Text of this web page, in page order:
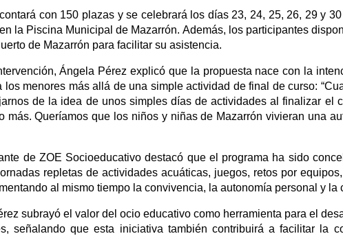
con 150 plazas y se celebrará los días 23, 24, 25, 26, 29 y
la Piscina Municipal de Mazarrón. Además, los participantes
de Mazarrón para facilitar su asistencia.
Ángela Pérez explicó que la propuesta nace con la
los menores más allá de una simple actividad de final de curso:
de la idea de unos simples días de actividades al finalizar el
más. Queríamos que los niños y niñas de Mazarrón vivieran una
de ZOE Socioeducativo destacó que el programa ha sido
repletas de actividades acuáticas, juegos, retos por
al mismo tiempo la convivencia, la autonomía personal y la
subrayó el valor del ocio educativo como herramienta para el
señalando que esta iniciativa también contribuirá a facilitar la